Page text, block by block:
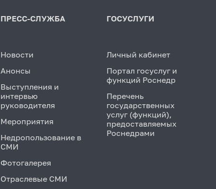
ПРЕСС-СЛУЖБА
Новости
Анонсы
Выступления и
интервью
руководителя
Мероприятия
Недропользование в
СМИ
Фотогалерея
Отраслевые СМИ
ГОСУСЛУГИ
Личный кабинет
Портал госуслуг и
функций Роснедр
Перечень
государственных
услуг (функций),
предоставляемых
Роснедрами